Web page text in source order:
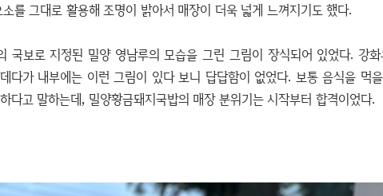
를 그대로 활용해 조명이 밝아서 매장이 더욱 넓게 느껴지기도 했다.
국보로 지정된 밀양 영남루의 모습을 그린 그림이 장식되어 있었다. 강화
다가 내부에는 이런 그림이 있다 보니 답답함이 없었다. 보통 음식을 먹
다고 말하는데, 밀양황금돼지국밥의 매장 분위기는 시작부터 합격이었다.